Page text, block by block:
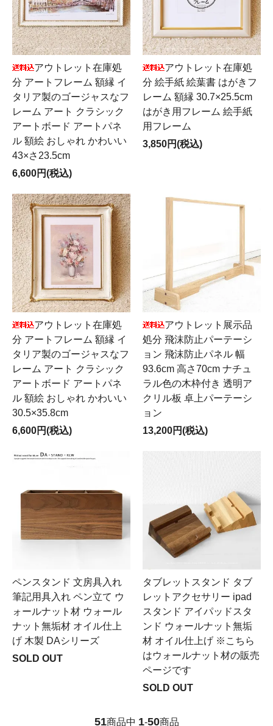
アウトレット在庫処
分 アートフレーム 額縁 イ
タリア製のゴージャスなフ
レーム アート クラシック
アートボード アートパネ
ル 額絵 おしゃれ かわいい
43×さ23.5cm
6,600円(税込)
アウトレット在庫処
分 絵手紙 絵葉書 はがきフ
レーム 額縁 30.7×25.5cm
はがき用フレーム 絵手紙
用フレーム
3,850円(税込)
アウトレット在庫処
分 アートフレーム 額縁 イ
タリア製のゴージャスなフ
レーム アート クラシック
アートボード アートパネ
ル 額絵 おしゃれ かわいい
30.5×35.8cm
6,600円(税込)
アウトレット展示品
処分 飛沫防止パーテーシ
ョン 飛沫防止パネル 幅
93.6cm 高さ70cm ナチュ
ラル色の木枠付き 透明ア
クリル板 卓上パーテーシ
ョン
13,200円(税込)
ペンスタンド 文房具入れ
筆記用具入れ ペン立て ウ
ォールナット材 ウォール
ナット無垢材 オイル仕上
げ 木製 DAシリーズ
SOLD OUT
タブレットスタンド タブ
レットアクセサリー ipad
スタンド アイパッドスタ
ンド ウォールナット無垢
材 オイル仕上げ ※こちら
はウォールナット材の販売
ページです
SOLD OUT
51商品中 1-50商品